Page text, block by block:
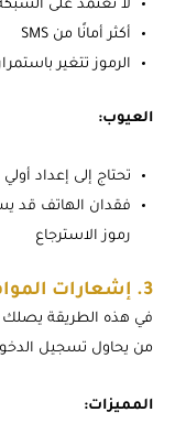
لا تعتمد على
أكثر أمانًا من SMS
الرموز تتغير باستمرار (كل 30
العيوب:
تحتاج إلى إعداد أولي
فقدان الهاتف قد
رموز الاسترجاع
3. إشعارات الموافقة (Push Notification)
في هذه الطريقة
من يحاول تسجيل
المميزات: